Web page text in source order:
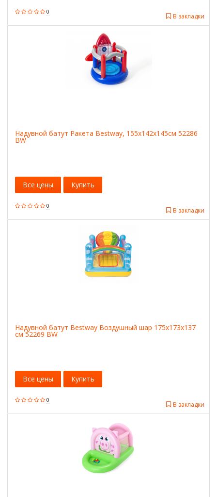
0
В закладки
Надувной батут Ракета Bestway, 155х142х145см 52286
BW
0
В закладки
Все цены Купить
Надувной батут Bestway Воздушный шар 175х173х137
см 52269 BW
0
В закладки
Все цены Купить